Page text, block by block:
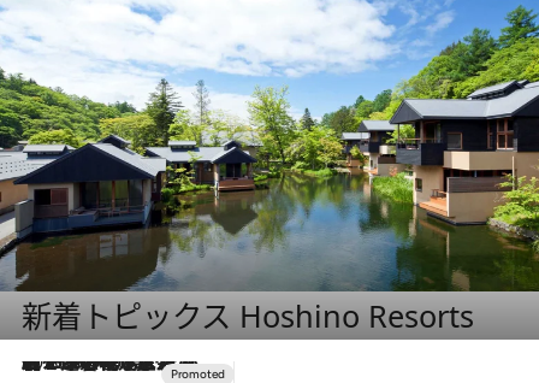
新着トピックス Hoshino Resorts
2026.8.7
【トンボの足水浴】ヒノキの香りに包まれて涼感マックス！約13℃の湧水かけ流しを避暑地「星野温泉 トンボの湯」で体験